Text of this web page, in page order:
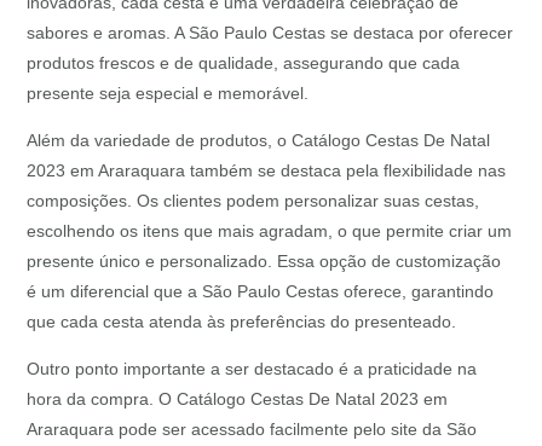
sabores e aromas. A São Paulo Cestas se destaca por oferecer
produtos frescos e de qualidade, assegurando que cada
presente seja especial e memorável.
Além da variedade de produtos, o Catálogo Cestas De Natal
2023 em Araraquara também se destaca pela flexibilidade nas
composições. Os clientes podem personalizar suas cestas,
escolhendo os itens que mais agradam, o que permite criar um
presente único e personalizado. Essa opção de customização
é um diferencial que a São Paulo Cestas oferece, garantindo
que cada cesta atenda às preferências do presenteado.
Outro ponto importante a ser destacado é a praticidade na
hora da compra. O Catálogo Cestas De Natal 2023 em
Araraquara pode ser acessado facilmente pelo site da São